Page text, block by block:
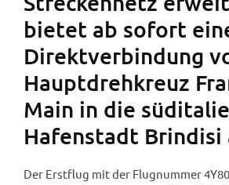
bietet ab sofort
Direktverbindung
Hauptdrehkreuz
Main in die
Hafenstadt Brindisi
Der Erstflug mit der Flugnummer